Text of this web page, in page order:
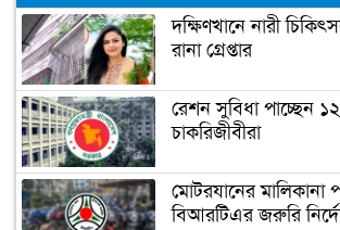
নারায়ণগঞ্জে গুদাম
নারায়ণগঞ্জ পাসপোর্ট
কানাডা প্রবাসী আটক
দক্ষিণখানে নারী
রানা গ্রেপ্তার
রেশন সুবিধা পাচ্ছেন
চাকরিজীবীরা
মোটরযানের মালিকানা
বিআরটিএর জরুরি